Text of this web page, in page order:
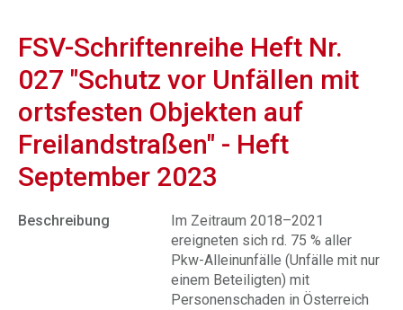
FSV-Schriftenreihe Heft Nr.
027 "Schutz vor Unfällen mit
ortsfesten Objekten auf
Freilandstraßen" - Heft
September 2023
Beschreibung
Im Zeitraum 2018–2021
ereigneten sich rd. 75 % aller
Pkw-Alleinunfälle (Unfälle mit nur
einem Beteiligten) mit
Personenschaden in Österreich